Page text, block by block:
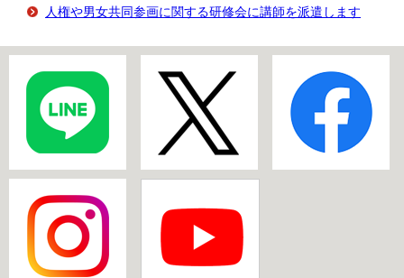
人権や男女共同参画に関する研修会に講師を派遣します